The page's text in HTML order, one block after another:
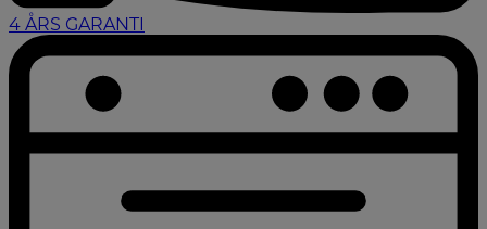
4 ÅRS GARANTI